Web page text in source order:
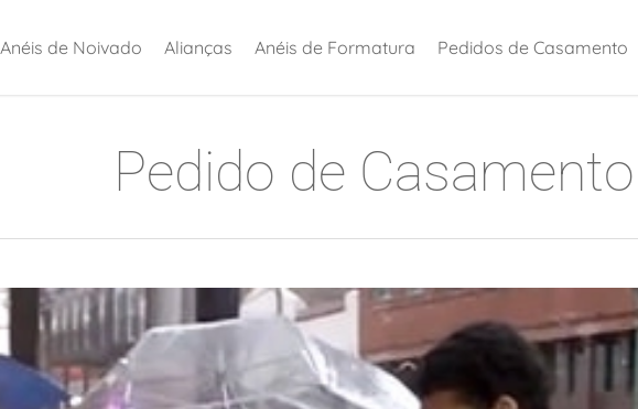
Anéis de Noivado Alianças Anéis de Formatura Pedidos de Casamento
Pedido de